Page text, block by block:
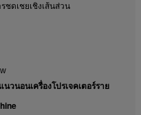
ชดเชยเชิงเส้นส่วน
นวนอนเครื่องโปรเจคเตอร์ราย